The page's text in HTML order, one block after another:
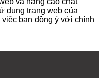
dụng trang web của
bạn đồng ý với chính